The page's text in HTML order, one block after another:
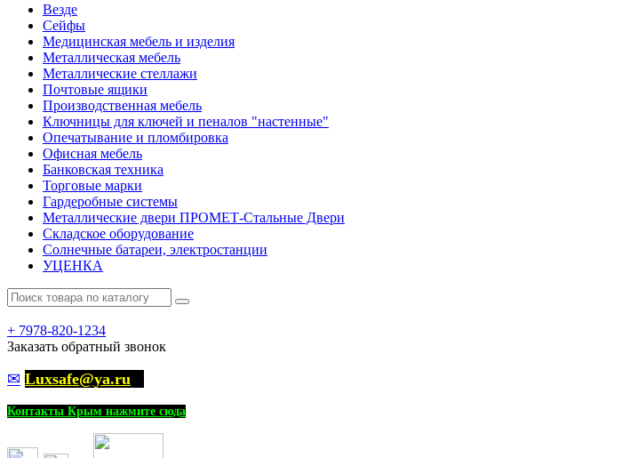
Везде
Сейфы
Медицинская мебель и изделия
Металлическая мебель
Металлические стеллажи
Почтовые ящики
Производственная мебель
Ключницы для ключей и пеналов "настенные"
Опечатывание и пломбировка
Офисная мебель
Банковская техника
Торговые марки
Гардеробные системы
Металлические двери ПРОМЕТ-Стальные Двери
Складское оборудование
Солнечные батареи, электростанции
УЦЕНКА
+ 7978-820-1234
Заказать обратный звонок
✉ Luxsafe@ya.ru
Контакты Крым нажмите сюда